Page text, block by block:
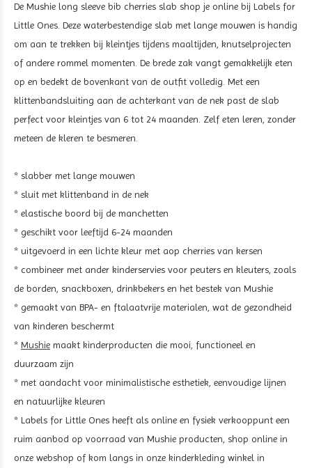
De Mushie long sleeve bib cherries slab shop je online bij Labels for
Little Ones. Deze waterbestendige slab met lange mouwen is handig
om aan te trekken bij kleintjes tijdens maaltijden, knutselprojecten
of andere rommel momenten. De brede zak vangt gemakkelijk eten
op en bedekt de bovenkant van de outfit volledig. ​​Met een
klittenbandsluiting aan de achterkant van de nek past de slab
perfect voor kleintjes van 6 tot 24 maanden. Zelf eten leren, zonder
meteen de kleren te besmeren.
* slabber met lange mouwen
* sluit met klittenband in de nek
* elastische boord bij de manchetten
* geschikt voor leeftijd 6-24 maanden
* uitgevoerd in een lichte kleur met aop cherries van kersen
* combineer met ander kinderservies voor peuters en kleuters, zoals
de borden, snackboxen, drinkbekers en het bestek van Mushie
* gemaakt van BPA- en ftalaatvrije materialen, wat de gezondheid
van kinderen beschermt
* Mushie maakt kinderproducten die mooi, functioneel en
duurzaam zijn
* met aandacht voor minimalistische esthetiek, eenvoudige lijnen
en natuurlijke kleuren
* Labels for Little Ones heeft als online en fysiek verkooppunt een
ruim aanbod op voorraad van Mushie producten, shop online in
onze webshop of kom langs in onze kinderkleding winkel in